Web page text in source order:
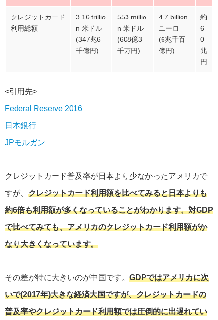
クレジットカード
利用総額
3.16 trillio
n 米ドル
(347兆6
千億円)
553 millio
n 米ドル
(608億3
千万円)
4.7 billion
ユーロ
(6兆千百
億円)
約
6
0
兆
円
<引用先>
Federal Reserve 2016
日本銀行
JPモルガン
クレジットカード普及率が日本より少なかったアメリカで
すが、 クレジットカード利用額を比べてみると日本よりも
約6倍も利用額が多くなっていることがわかります。対GDP
で比べてみても、アメリカのクレジットカード利用額がか
なり大きくなっています。
その差が特に大きいのが中国です。 GDPではアメリカに次
いで(2017年)大きな経済大国ですが、クレジットカードの
普及率やクレジットカード利用額では圧倒的に出遅れてい